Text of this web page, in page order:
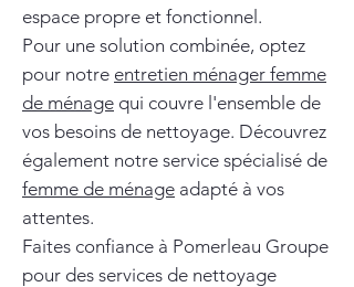
espace propre et fonctionnel.
Pour une solution combinée, optez
pour notre entretien ménager femme
de ménage qui couvre l'ensemble de
vos besoins de nettoyage. Découvrez
également notre service spécialisé de
femme de ménage adapté à vos
attentes.
Faites confiance à Pomerleau Groupe
pour des services de nettoyage